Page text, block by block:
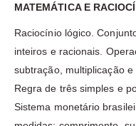
MATEMÁTICA E
Raciocínio lógico.
inteiros e racionais.
subtração, multiplicação
Regra de três simples e
Sistema monetário